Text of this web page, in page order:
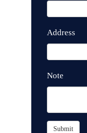
Address
Note
Submit